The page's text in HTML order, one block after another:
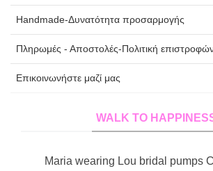
Handmade-Δυνατότητα προσαρμογής
Πληρωμές - Αποστολές-Πολιτική
Επικοινωνήστε μαζί μας
WALK TO
Xrysa wearing Lou bridal pumps